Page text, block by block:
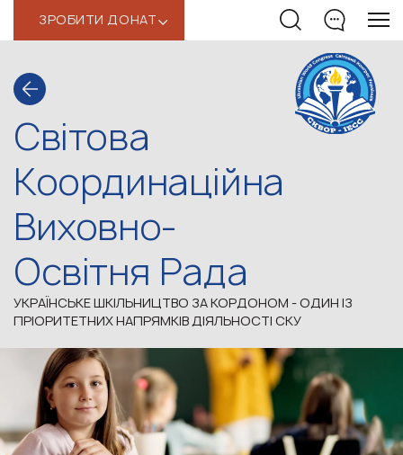
ЗРОБИТИ ДОНАТ‹
Світова
Координаційна
Виховно-
Освітня Рада
УКРАЇНСЬКЕ ШКІЛЬНИЦТВО ЗА КОРДОНОМ - ОДИН ІЗ
ПРІОРИТЕТНИХ НАПРЯМКІВ ДІЯЛЬНОСТІ СКУ